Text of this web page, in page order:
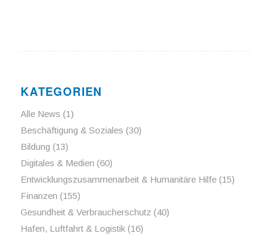
KATEGORIEN
Alle News (1)
Beschäftigung & Soziales (30)
Bildung (13)
Digitales & Medien (60)
Entwicklungszusammenarbeit & Humanitäre Hilfe(15)
Finanzen (155)
Gesundheit & Verbraucherschutz (40)
Hafen, Luftfahrt & Logistik(16)